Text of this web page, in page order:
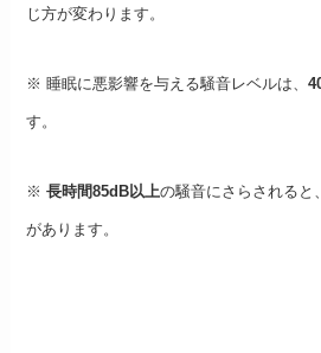
じ方が変わります。
※ 睡眠に悪影響を与える騒音レベルは、
す。
※長時間85dB以上の騒音にさらされると
があります。